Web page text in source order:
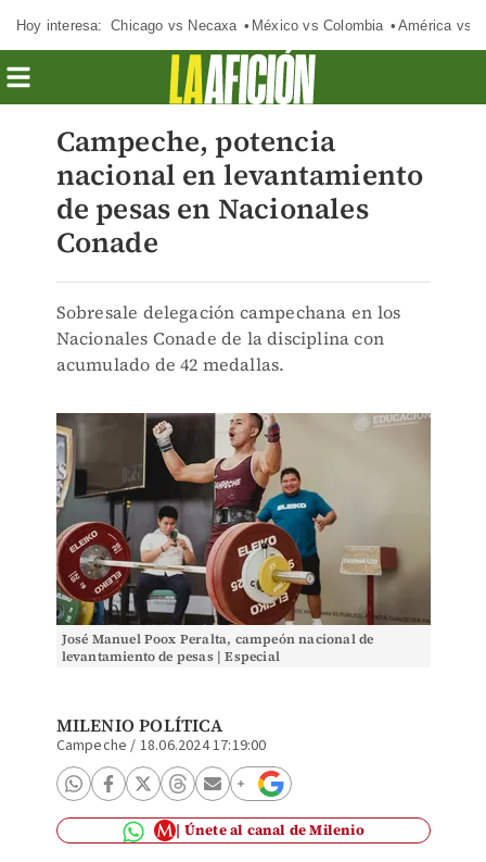
Hoy interesa: Chicago vs Necaxa México vs Colombia América vs
Campeche, potencia
nacional en levantamiento
de pesas en Nacionales
Conade
Sobresale delegación campechana en los
Nacionales Conade de la disciplina con
acumulado de 42 medallas.
José Manuel Poox Peralta, campeón nacional de
levantamiento de pesas | Especial
MILENIO POLÍTICA
Campeche / 18.06.2024 17:19:00
Únete al canal de Milenio